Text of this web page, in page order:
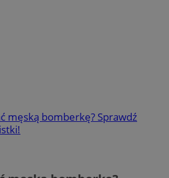
męską bomberkę? Sprawdź